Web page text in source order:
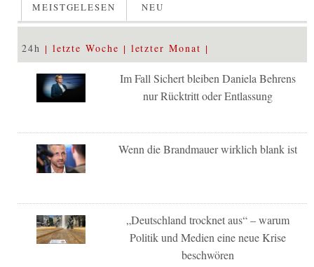
MEISTGELESEN NEU
24h letzte Woche letzter Monat
Im Fall Sichert bleiben Daniela Behrens
nur Rücktritt oder Entlassung
Wenn die Brandmauer wirklich blank ist
„Deutschland trocknet aus“ – warum
Politik und Medien eine neue Krise
beschwören